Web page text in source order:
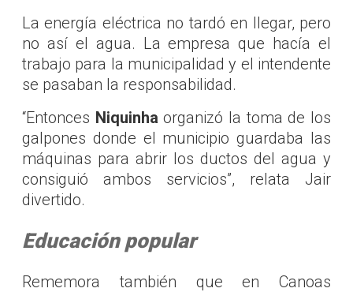
La energía eléctrica no tardó en llegar, pero
no así el agua. La empresa que hacía el
trabajo para la municipalidad y el intendente
se pasaban la responsabilidad.
“Entonces Niquinha organizó la toma de los
galpones donde el municipio guardaba las
máquinas para abrir los ductos del agua y
consiguió ambos servicios”, relata Jair
divertido.
Educación popular
Rememora también que en Canoas